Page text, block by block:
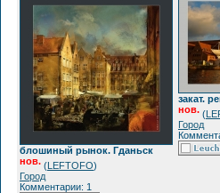
блошиный рынок. Гданьск
нов. (LEFTOFO)
Город
Комментарии: 1
закат.
нов. (
Город